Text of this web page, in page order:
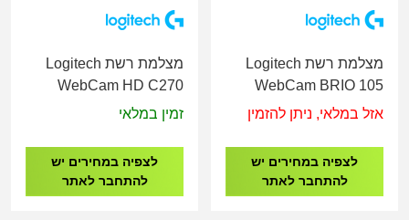
מצלמת רשת Logitech
WebCam BRIO 105
אזל במלאי, ניתן להזמין
לצפיה במחירים יש
להתחבר לאתר
מצלמת רשת Logitech
WebCam HD C270
זמין במלאי
לצפיה במחירים יש
להתחבר לאתר